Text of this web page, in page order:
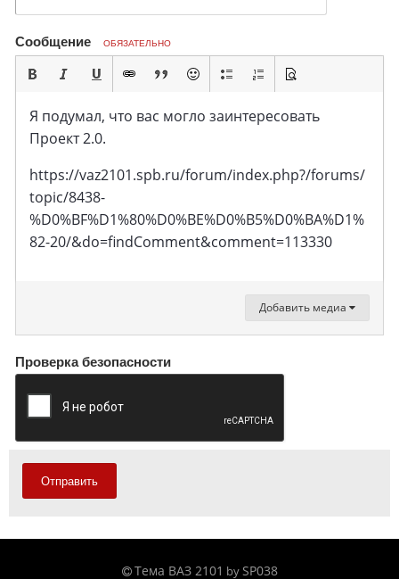
Сообщение ОБЯЗАТЕЛЬНО
Я подумал, что вас могло заинтересовать
Проект 2.0.
https://vaz2101.spb.ru/forum/index.php?/forums/
topic/8438-
%D0%BF%D1%80%D0%BE%D0%B5%D0%BA%D1%
82-20/&do=findComment&comment=113330
Добавить медиа
Проверка безопасности
Отправить
Тема ВАЗ 2101 by SP038